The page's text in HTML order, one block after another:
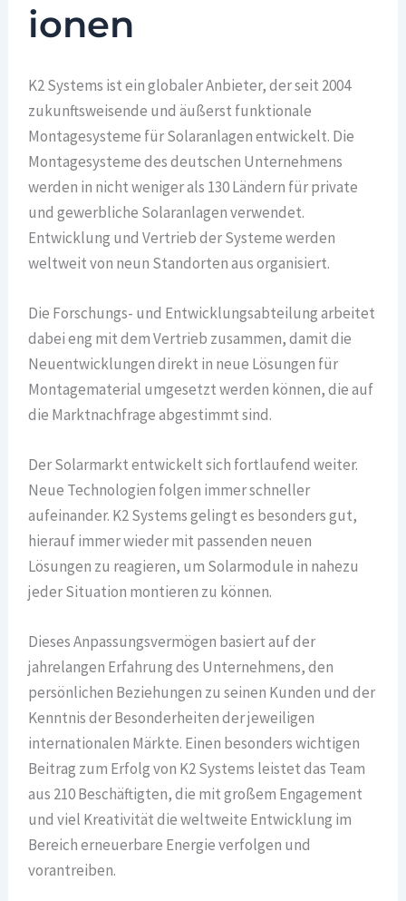
ionen
K2 Systems ist ein globaler Anbieter, der seit 2004
zukunftsweisende und äußerst funktionale
Montagesysteme für Solaranlagen entwickelt. Die
Montagesysteme des deutschen Unternehmens
werden in nicht weniger als 130 Ländern für private
und gewerbliche Solaranlagen verwendet.
Entwicklung und Vertrieb der Systeme werden
weltweit von neun Standorten aus organisiert.
Die Forschungs- und Entwicklungsabteilung arbeitet
dabei eng mit dem Vertrieb zusammen, damit die
Neuentwicklungen direkt in neue Lösungen für
Montagematerial umgesetzt werden können, die auf
die Marktnachfrage abgestimmt sind.
Der Solarmarkt entwickelt sich fortlaufend weiter.
Neue Technologien folgen immer schneller
aufeinander. K2 Systems gelingt es besonders gut,
hierauf immer wieder mit passenden neuen
Lösungen zu reagieren, um Solarmodule in nahezu
jeder Situation montieren zu können.
Dieses Anpassungsvermögen basiert auf der
jahrelangen Erfahrung des Unternehmens, den
persönlichen Beziehungen zu seinen Kunden und der
Kenntnis der Besonderheiten der jeweiligen
internationalen Märkte. Einen besonders wichtigen
Beitrag zum Erfolg von K2 Systems leistet das Team
aus 210 Beschäftigten, die mit großem Engagement
und viel Kreativität die weltweite Entwicklung im
Bereich erneuerbare Energie verfolgen und
vorantreiben.